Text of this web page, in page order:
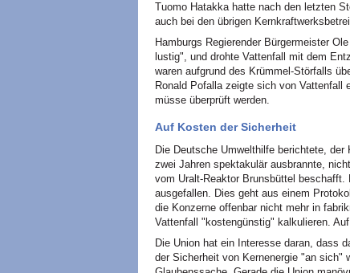
Tuomo Hatakka hatte nach den letzten
auch bei den übrigen
Hamburgs Regierender Bürgermeister
lustig", und drohte Vattenfall mit dem
waren aufgrund des Krümmel-Störfalls
Ronald Pofalla zeigte sich von Vattenfall
müsse überprüft werden.
Auf Kosten der Sicherheit
Die Deutsche Umwelthilfe berichtete,
zwei Jahren spektakulär ausbrannte,
vom Uralt-Reaktor Brunsbüttel
ausgefallen. Dies geht aus einem
die Konzerne offenbar nicht mehr in
Vattenfall "kostengünstig" kalkulieren.
Die Union hat ein Interesse daran, dass
der Sicherheit von Kernenergie "an sich"